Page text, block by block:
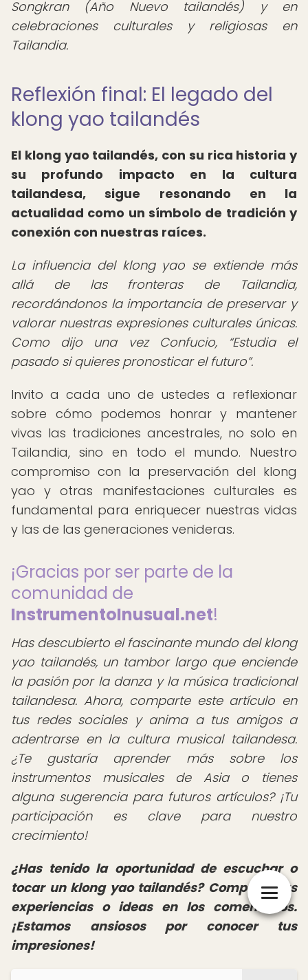
Songkran (Año Nuevo tailandés) y en
celebraciones culturales y religiosas en
Tailandia.
Reflexión final: El legado del
klong yao tailandés
El klong yao tailandés, con su rica historia y
su profundo impacto en la cultura
tailandesa, sigue resonando en la
actualidad como un símbolo de tradición y
conexión con nuestras raíces.
La influencia del klong yao se extiende más
allá de las fronteras de Tailandia,
recordándonos la importancia de preservar y
valorar nuestras expresiones culturales únicas.
Como dijo una vez Confucio,
Estudia el
pasado si quieres pronosticar el futuro .
Invito a cada uno de ustedes a reflexionar
sobre cómo podemos honrar y mantener
vivas las tradiciones ancestrales, no solo en
Tailandia, sino en todo el mundo. Nuestro
compromiso con la preservación del klong
yao y otras manifestaciones culturales es
fundamental para enriquecer nuestras vidas
y las de las generaciones venideras.
¡Gracias por ser parte de la
comunidad de
InstrumentoInusual.net!
Has descubierto el fascinante mundo del klong
yao tailandés, un tambor largo que enciende
la pasión por la danza y la música tradicional
tailandesa. Ahora, comparte este artículo en
tus redes sociales y anima a tus amigos a
adentrarse en la cultura musical tailandesa.
¿Te gustaría aprender más sobre los
instrumentos musicales de Asia o tienes
alguna sugerencia para futuros artículos? ¡Tu
participación es clave para nuestro
crecimiento!
¿Has tenido la oportunidad de escuchar o
tocar un klong yao tailandés? Comparte tus
experiencias o ideas en los comentarios.
¡Estamos ansiosos por conocer tus
impresiones!